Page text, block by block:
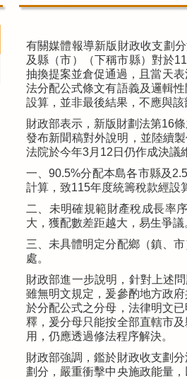
有關媒體報導新版財政收支劃
及縣（市）（下稱市縣）對於
抽換提案並倉促通過，且當天
法分配公式條文有語義及邏輯
設算，並非最後結果，不應與
財政部表示，新版財劃法第16
發布新聞稿對外說明，並陸續
法院於今年3月12日仍作成決議
一、90.5%分配本島各市縣及
計算，致115年度統籌稅款經設
二、未明確規範財產稅成長率
大，獲配數差距越大，易生爭議
三、未具體明定分配鄉（鎮、
處。
財政部進一步說明，針對上述
雖無明文規定，爰參酌地方政
於分配公式之分母，法律明文
釋，爰分母只能按全部直轄市
用，仍應透過修法程序解決。
財政部強調，鑑於財政收支劃
劃分，嚴重衝擊中央施政能量